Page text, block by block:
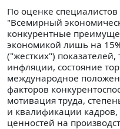
По оценке
"Всемирный
конкурентные
экономикой лишь на
("жестких")
инфляции, состояние
международное
факторов
мотивация труда,
и квалификации
ценностей на